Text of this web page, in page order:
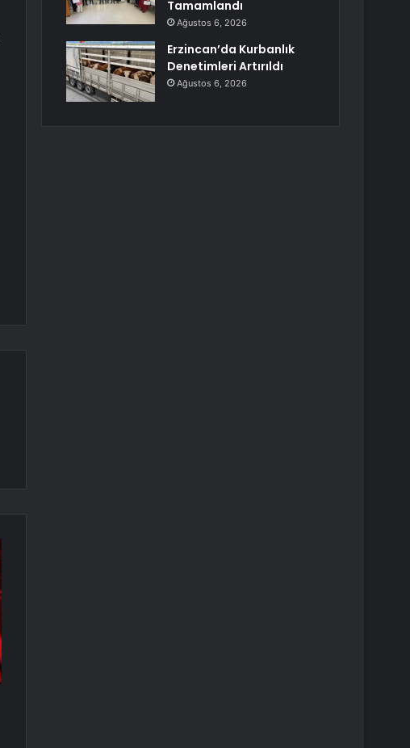
Tamamlandı
Ağustos 6, 2026
Erzincan’da Kurbanlık
Denetimleri Artırıldı
Ağustos 6, 2026